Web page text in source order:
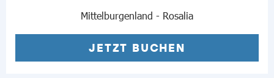
Mittelburgenland - Rosalia
JETZT BUCHEN